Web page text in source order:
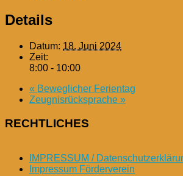
Details
Datum: 18. Juni 2024
Zeit:
8:00 - 10:00
« Beweglicher Ferientag
Zeugnisrücksprache »
RECHTLICHES
IMPRESSUM /
Impressum Förderverein